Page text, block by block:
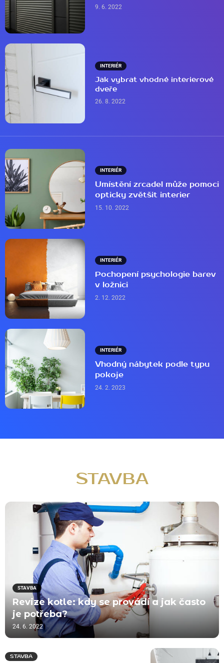
9. 6. 2022
INTERIÉR
Jak vybrat vhodné interierové
dveře
26. 8. 2022
INTERIÉR
Umístění zrcadel může pomoci
opticky zvětšit interier
15. 10. 2022
INTERIÉR
Pochopení psychologie barev
v ložnici
2. 12. 2022
INTERIÉR
Vhodný nábytek podle typu
pokoje
24. 2. 2023
STAVBA
STAVBA
Revize kotle: kdy se provádí a jak často
je potřeba?
24. 6. 2022
STAVBA